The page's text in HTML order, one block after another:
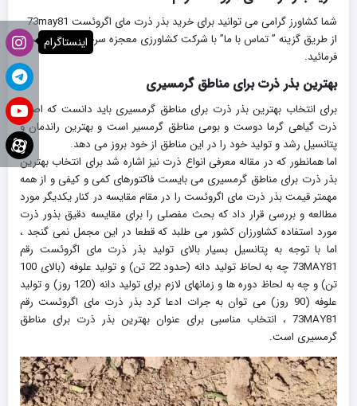
شما کشاورز گرامی می توانید برای خرید بذر ذرت مای اگروئست 73may81
از طریق گزینه ” تماس با ما” با شرکت کشاورزی معجزه سرخه تماس حاصل
فرمائید.
بهترین بذر ذرت برای مناطق گرمسیری
برای انتخاب بهترین بذر ذرت برای مناطق گرمسیری باید دانست که اصولا
ذرت گیاهی گرما دوست و بومی مناطق گرمسیر است و بهترین راندمان و
پتانسیل رشد و تولید خود را در این مناطق از خود بروز می دهد.
اما همانطور که در مقاله معرفی انواع ذرت نیز اشاره شد برای انتخاب بهترین
بذر ذرت برای مناطق گرمسیری می بایست فاکتورهای کمی و کیفی و از همه
مهمتر قیمت بذر ذرت مای اگروئست را در مقام مقایسه در کنار یکدیگر مورد
مطالعه و بررسی قرار داد که بحث مفصلی را برای مقایسه دقیق بذور ذرت
مورد استفاده کشاورزان کشور می طلبد که قطعا در این مجمل نمی گنجد ،
اما با توجه به پتانسیل بسیار بالای تولید بذر ذرت مای اگروئست رقم
73MAY81 چه به لحاظ تولید دانه (حدود 22 تن) و تولید علوفه (بالای 100
تن) و چه به لحاظ دوره ها و زمانهای لازم برای تولید دانه (120 روز) و تولید
علوفه (90 روز) می توان به جرات ادعا کرد بذر ذرت مای اگروئست رقم
73MAY81 ، انتخاب مناسبی برای عنوان بهترین بذر ذرت برای مناطق
گرمسیری است.
اینستاگرام